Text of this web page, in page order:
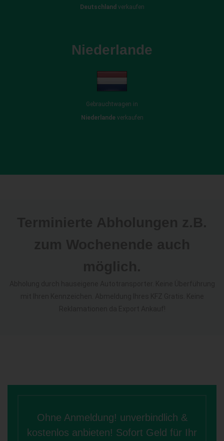
Deutschland verkaufen
Niederlande
Gebrauchtwagen in
Niederlandeverkaufen
Ohne Anmeldung! unverbindlich &
kostenlos anbieten! Sofort Geld für Ihr